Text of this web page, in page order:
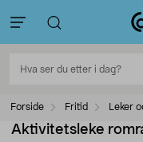
Forside Fritid Leker
Aktivitetsleke